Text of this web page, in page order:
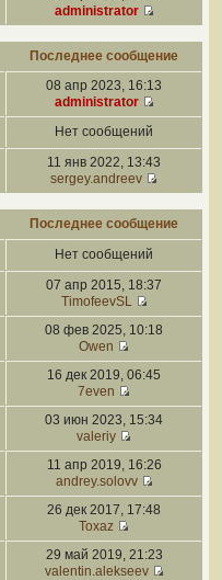
administrator
Последнее сообщение
08 апр 2023, 16:13
administrator
Нет сообщений
11 янв 2022, 13:43
sergey.andreev
Последнее сообщение
Нет сообщений
07 апр 2015, 18:37
TimofeevSL
08 фев 2025, 10:18
Owen
16 дек 2019, 06:45
7even
03 июн 2023, 15:34
valeriy
11 апр 2019, 16:26
andrey.solovv
26 дек 2017, 17:48
Toxaz
29 май 2019, 21:23
valentin.alekseev